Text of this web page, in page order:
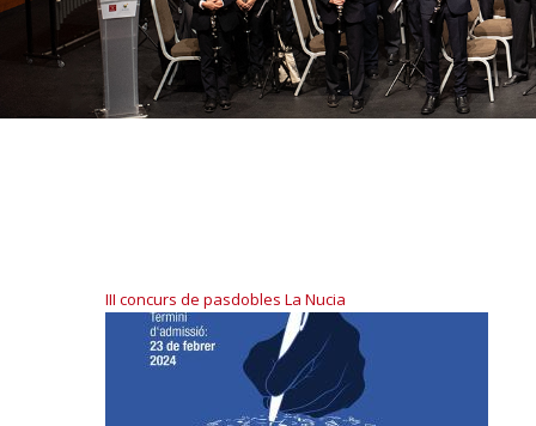
III concurs de pasdobles La Nucia